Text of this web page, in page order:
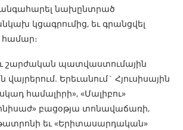
նախընտրած
կցագրումից, եւ գրանցվել
շարժական պատվաստումային
Երեւանում` Հյուսիսային
համալիրի», «Մալիբու»
բացօթյա տոնավաճառի,
եւ «Երիտասարդական»